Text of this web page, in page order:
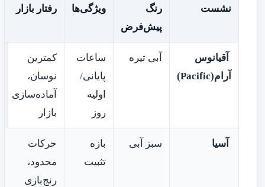
نشست
رنگ
پیش‌فرض
ویژگی‌ها رفتار بازار
آقیانوس
آرام(Pacific)
آبی تیره
ساعات
پایانی/
اولیه
روز
کمترین
نوسان،
آماده‌سازی
بازار
آسیا سبز آبی
بازه
تثبیت
حرکات
محدود،
رنج‌بازی